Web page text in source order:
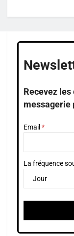
Recevez
messagerie
Email
La fréquence